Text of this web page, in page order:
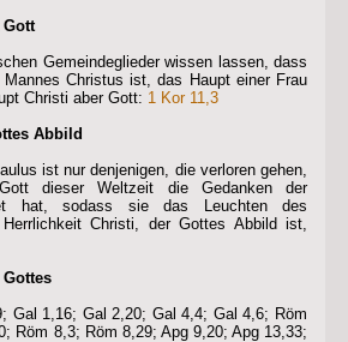
Gemeindeglieder wissen lassen, dass
Christus ist, das Haupt einer Frau
Christi aber Gott: 1 Kor 11,3
Abbild
ist nur denjenigen, die verloren gehen,
dieser Weltzeit die Gedanken der
hat, sodass sie das Leuchten des
Christi, der Gottes Abbild ist,
Gal 1,16; Gal 2,20; Gal 4,4; Gal 4,6; Röm
Röm 8,3; Röm 8,29; Apg 9,20; Apg 13,33;